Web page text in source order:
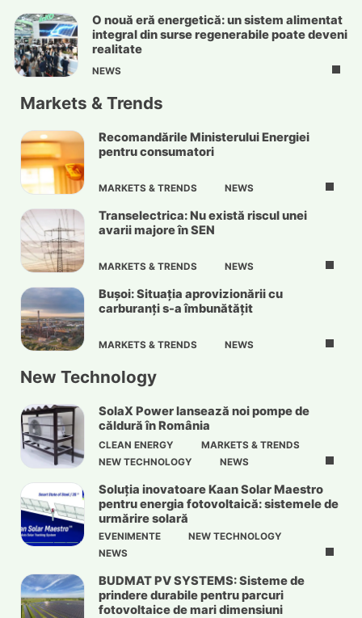
O nouă eră energetică: un sistem alimentat
integral din surse regenerabile poate deveni
realitate
NEWS
Markets & Trends
Recomandările Ministerului Energiei
pentru consumatori
MARKETS & TRENDS NEWS
Transelectrica: Nu există riscul unei
avarii majore în SEN
MARKETS & TRENDS NEWS
Bușoi: Situația aprovizionării cu
carburanți s-a îmbunătățit
MARKETS & TRENDS NEWS
New Technology
SolaX Power lansează noi pompe de
căldură în România
CLEAN ENERGY
MARKETS & TRENDS
NEW TECHNOLOGY
NEWS
Soluția inovatoare Kaan Solar Maestro
pentru energia fotovoltaică: sistemele de
urmărire solară
EVENIMENTE
NEW TECHNOLOGY
NEWS
BUDMAT PV SYSTEMS: Sisteme de
prindere durabile pentru parcuri
fotovoltaice de mari dimensiuni